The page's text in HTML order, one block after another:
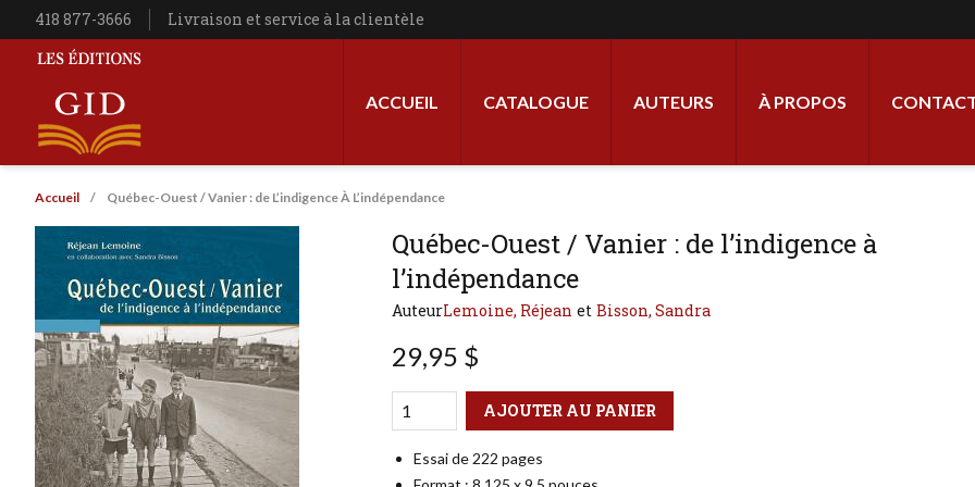
Aller au contenu principal
Téléphone
418 877-3666 Livraison et service à la clientèle
ACCUEIL CATALOGUE AUTEURS À PROPOS
Fil d'Ariane
Accueil Québec-Ouest / Vanier : de L’indigence À L’indépendance
Québec-Ouest / Vanier : de l’indigence à
l’indépendance
AuteurLemoine, Réjean Bisson, Sandra
29,95 $
Qté
Format AJOUTER AU PANIER
Essai de 222 pages